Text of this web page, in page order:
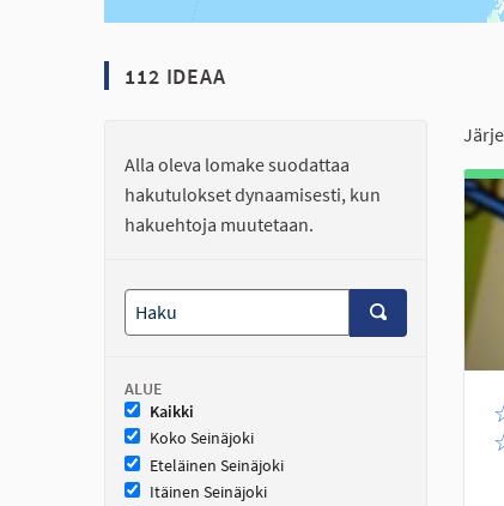
112 IDEAA
Alla oleva lomake suodattaa
hakutulokset dynaamisesti, kun
hakuehtoja muutetaan.
ALUE
Kaikki
Koko Seinäjoki
Eteläinen Seinäjoki
Itäinen Seinäjoki